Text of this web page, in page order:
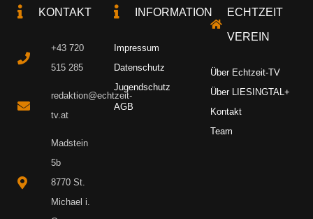
KONTAKT
+43 720
515 285
redaktion@echtzeit-
tv.at
Madstein
5b
8770 St.
Michael i.
INFORMATION
Impressum
Datenschutz
Jugendschutz
AGB
ECHTZEIT
VEREIN
Über Echtzeit-TV
Über LIESINGTAL+
Kontakt
Team